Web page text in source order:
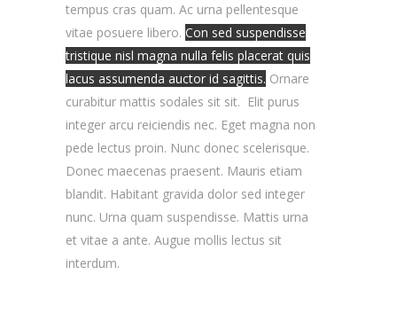
tempus cras quam. Ac urna pellentesque
vitae posuere libero. Con sed suspendisse
tristique nisl magna nulla felis placerat quis
lacus assumenda auctor id sagittis. Ornare
curabitur mattis sodales sit sit. Elit purus
integer arcu reiciendis nec. Eget magna non
pede lectus proin. Nunc donec scelerisque.
Donec maecenas praesent. Mauris etiam
blandit. Habitant gravida dolor sed integer
nunc. Urna quam suspendisse. Mattis urna
et vitae a ante. Augue mollis lectus sit
interdum.